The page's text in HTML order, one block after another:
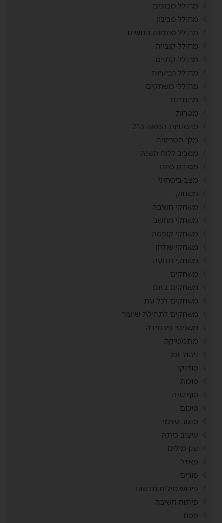
מחולל מבוכים
מחולל סביבון
מחולל סולמות ונחשים
מחולל קובייה
מחולל קלפים
מחולל רביעיות
מחוללי משחקים
מחתרות
מטרות
מיומנויות המאה ה21
מלך הטריוויה
מסביב ללוח השנה
מסיבת סיום
מצב ביטחוני
משחוק
משחקי חשיבה
משחקי מחשב
משחקי קופסה
משחקי שולחן
משחקי תנועה
משחקים
משחקים בזום
משחקים לכל עת
משחקים לתחילת שיעור
משפטי פירמידה
מתמטיקה
ניהול זמן
סודוקו
סוכות
סוף שנה
סיכום
סנגור עצמי
עיצוב כיתה
ענן מילים
פאזל
פורים
פירוש מילים חדשות
פיתוח חשיבה
פסח